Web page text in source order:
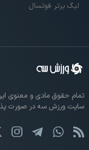
لیگ برتر فوتسال
تمام حقوق مادی و معنوی
سایت ورزش سه در صورت